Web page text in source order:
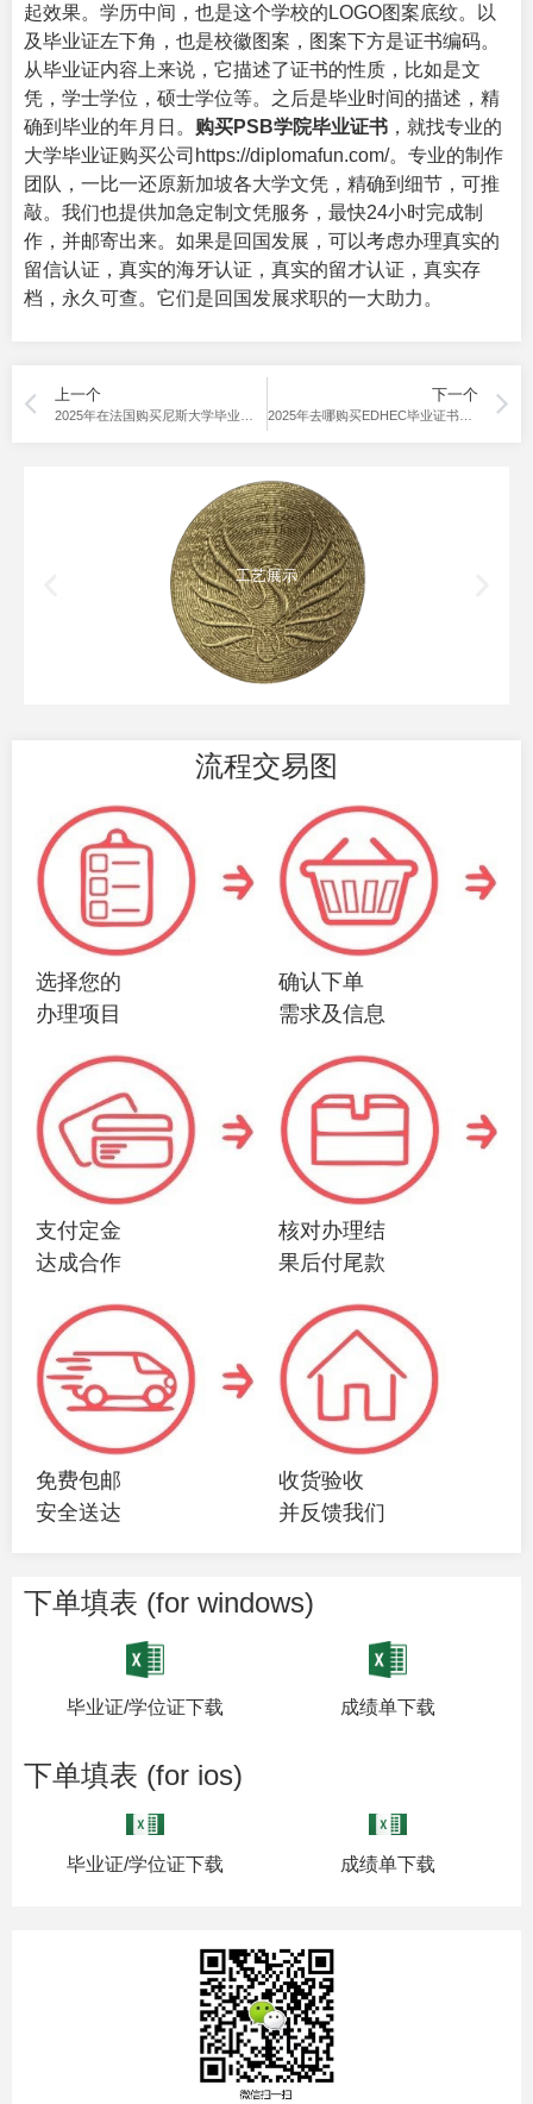
起效果。学历中间，也是这个学校的LOGO图案底纹。以
及毕业证左下角，也是校徽图案，图案下方是证书编码。
从毕业证内容上来说，它描述了证书的性质，比如是文
凭，学士学位，硕士学位等。之后是毕业时间的描述，精
确到毕业的年月日。 购买PSB学院毕业证书 ，就找专业的
大学毕业证购买公司 https://diplomafun.com/。专业的制作
团队，一比一还原新加坡各大学文凭，精确到细节，可推
敲。我们也提供加急定制文凭服务，最快24小时完成制
作，并邮寄出来。如果是回国发展，可以考虑办理真实的
留信认证，真实的海牙认证，真实的留才认证，真实存
档，永久可查。它们是回国发展求职的一大助力。
上一个 下一个
2025年去哪购买EDHEC毕业证书全套，带外壳？
工艺展示
流程交易图
选择您的
办理项目
确认下单
需求及信息
支付定金
达成合作
核对办理结
果后付尾款
免费包邮
安全送达
收货验收
并反馈我们
下单填表 (for windows)
毕业证/学位证下载 成绩单下载
下单填表 (for ios)
毕业证/学位证下载 成绩单下载